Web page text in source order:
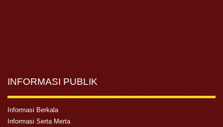
INFORMASI PUBLIK
Informasi Berkala
Informasi Serta Merta